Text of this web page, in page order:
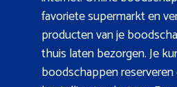
favoriete supermarkt en
producten van je
thuis laten bezorgen. Je
boodschappen